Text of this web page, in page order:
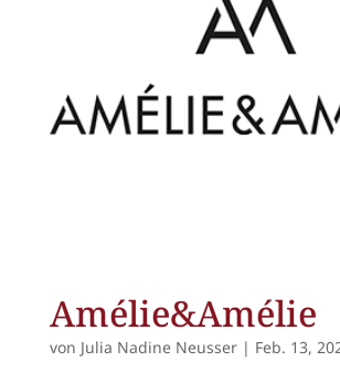
Amélie&Amélie
von Julia Nadine Neusser| Feb. 13,